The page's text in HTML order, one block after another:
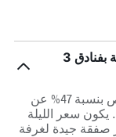
هل الأسعار في إيبيس بالي كوتا قابلة للمقارنة بفنادق 3
متوسط سعر الليلة في إيبيس بالي كوتا أرخص بنسبة 47% عن
لفنادق ذات تصنيف 3 نجوم. يكون سعر الليلة
﷼، والتي تعتبر صفقة جيدة لغرفة